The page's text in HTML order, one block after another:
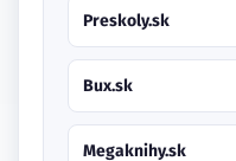
Preskoly.sk
Bux.sk
Megaknihy.sk